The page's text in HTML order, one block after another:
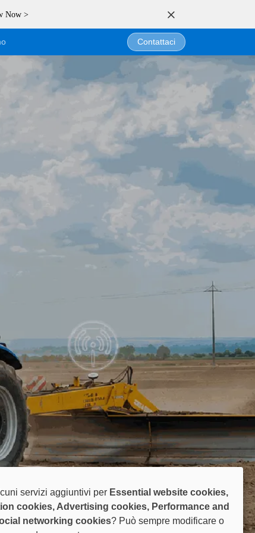
Now >
Contattaci
servizi aggiuntivi per Essential website cookies,
cookies, Advertising cookies, Performance and
networking cookies? Può sempre modificare o